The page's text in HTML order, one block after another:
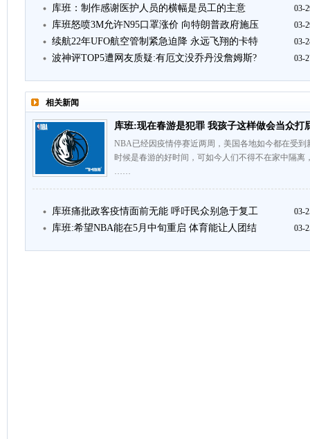
库班：制作感谢医护人员的横幅是员工的主意 03-
库班怒喷3M允许N95口罩涨价 向特朗普政府施压 03-
续航22年UFO航空管制紧急迫降 永远飞翔的卡特 03-
波神评TOP5遭网友质疑:有厄文没乔丹没詹姆斯? 03-
相关新闻
库班:现在春游是犯罪 我孩子这样做会当众打
NBA已经因疫情停赛近两周，美国各地如今都在受
时候是春游的好时间，可如今人们不得不在家中隔
……
库班痛批政客疫情面前无能 呼吁民众别急于复工 03-
库班:希望NBA能在5月中旬重启 体育能让人团结 03-